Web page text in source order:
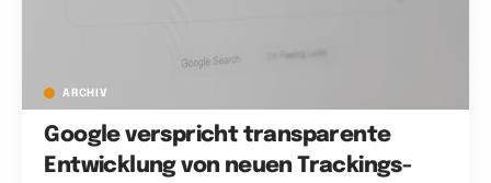
ARCHIV
Google verspricht transparente
Entwicklung von neuen Trackings-